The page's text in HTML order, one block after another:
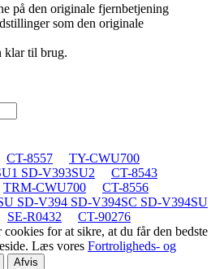
på den originale fjernbetjening
som den originale
klar til brug.
CT-8557
TY-CWU700
SD-V393SU2
CT-8543
TRM-CWU700
CT-8556
SD-V394 SD-V394SC SD-V394SU
SE-R0432
CT-90276
for at sikre, at du får den bedste
Læs vores Fortroligheds- og
Afvis